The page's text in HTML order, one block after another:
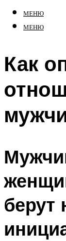
МЕНЮ
МЕНЮ
Как
берут